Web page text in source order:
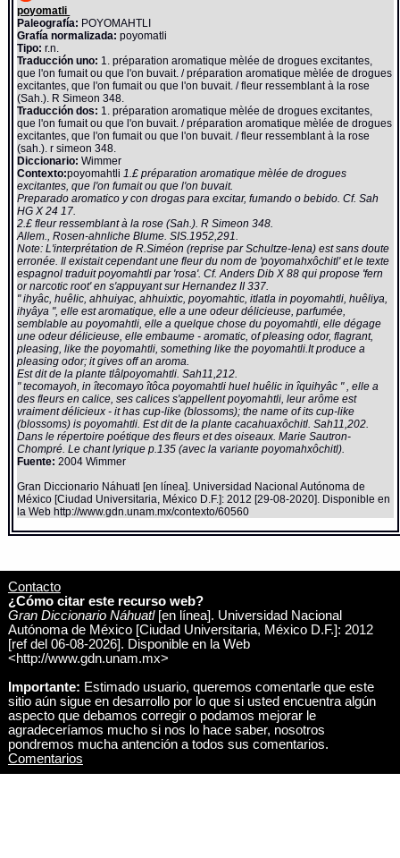
poyomatli
Paleografía: POYOMAHTLI
Grafía normalizada: poyomatli
Tipo: r.n.
Traducción uno: 1. préparation aromatique mèlée de drogues excitantes,
que l'on fumait ou que l'on buvait. / préparation aromatique mèlée de drogues
excitantes, que l'on fumait ou que l'on buvait. / fleur ressemblant à la rose
(Sah.). R Simeon 348.
Traducción dos: 1. préparation aromatique mèlée de drogues excitantes,
que l'on fumait ou que l'on buvait. / préparation aromatique mèlée de drogues
excitantes, que l'on fumait ou que l'on buvait. / fleur ressemblant à la rose
(sah.). r simeon 348.
Diccionario:Wimmer
Contexto:poyomahtli 1.£ préparation aromatique mèlée de drogues
excitantes, que l'on fumait ou que l'on buvait.
Preparado aromatico y con drogas para excitar, fumando o bebido. Cf. Sah
HG X 24 17.
2.£ fleur ressemblant à la rose (Sah.). R Simeon 348.
Allem., Rosen-ahnliche Blume. SIS.1952,291.
Note: L'interprétation de R.Siméon (reprise par Schultze-Iena) est sans doute
erronée. Il existait cependant une fleur du nom de 'poyomahxôchitl' et le texte
espagnol traduit poyomahtli par 'rosa'. Cf. Anders Dib X 88 qui propose 'fern
or narcotic root' en s'appuyant sur Hernandez II 337.
" ihyâc, huêlic, ahhuiyac, ahhuixtic, poyomahtic, itlatla in poyomahtli, huêliya,
ihyâya ", elle est aromatique, elle a une odeur délicieuse, parfumée,
semblable au poyomahtli, elle a quelque chose du poyomahtli, elle dégage
une odeur délicieuse, elle embaume - aromatic, of pleasing odor, flagrant,
pleasing, like the poyomahtli, something like the poyomahtli.It produce a
pleasing odor; it gives off an aroma.
Est dit de la plante tlâlpoyomahtli. Sah11,212.
" tecomayoh, in îtecomayo îtôca poyomahtli huel huêlic in îquihyâc " , elle a
des fleurs en calice, ses calices s'appellent poyomahtli, leur arôme est
vraiment délicieux - it has cup-like (blossoms); the name of its cup-like
(blossoms) is poyomahtli. Est dit de la plante cacahuaxôchitl. Sah11,202.
Dans le répertoire poétique des fleurs et des oiseaux. Marie Sautron-
Chompré. Le chant lyrique p.135 (avec la variante poyomahxôchitl).
Fuente: 2004 Wimmer
Gran Diccionario Náhuatl [en línea]. Universidad Nacional Autónoma de
México [Ciudad Universitaria, México D.F.]: 2012 [29-08-2020]. Disponible en
la Web http://www.gdn.unam.mx/contexto/60560
Contacto
¿Cómo citar este recurso web?
Gran Diccionario Náhuatl[en línea]. Universidad Nacional
Autónoma de México [Ciudad Universitaria, México D.F.]: 2012
[ref del 06-08-2026]. Disponible en la Web
<http://www.gdn.unam.mx>
Importante: Estimado usuario, queremos comentarle que este
sitio aún sigue en desarrollo por lo que si usted encuentra algún
aspecto que debamos corregir o podamos mejorar le
agradeceríamos mucho si nos lo hace saber, nosotros
pondremos mucha antención a todos sus comentarios.
Comentarios